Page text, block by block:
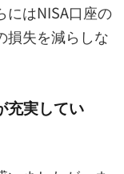
にはNISA口座の
損失を減らしな
充実してい